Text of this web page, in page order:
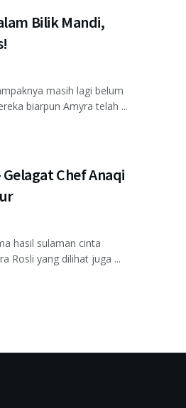
Bilik Mandi,
masih lagi belum
biarpun Amyra telah ...
Chef Anaqi
hasil sulaman cinta
Rosli yang dilihat juga ...